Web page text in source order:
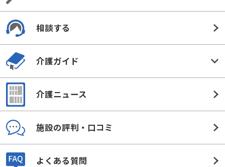
相談する
介護ガイド
介護ニュース
施設の評判・口コミ
よくある質問